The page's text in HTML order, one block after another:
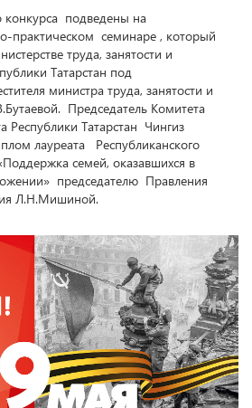
конкурса подведены на
практическом семинаре , который
труда, занятости и
Татарстан под
министра труда, занятости и
Председатель Комитета
Республики Татарстан Чингиз
лауреата Республиканского
семей, оказавшихся в
председателю Правления
Л.Н.Мишиной.